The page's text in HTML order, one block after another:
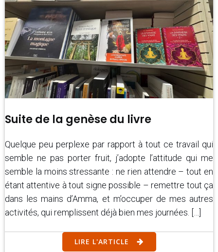
Suite de la genèse du livre
Quelque peu perplexe par rapport à tout ce travail qui
semble ne pas porter fruit, j’adopte l’attitude qui me
semble la moins stressante : ne rien attendre – tout en
étant attentive à tout signe possible – remettre tout ça
dans les mains d’Amma, et m’occuper de mes autres
activités, qui remplissent déjà bien mes journées. […]
LIRE L'ARTICLE